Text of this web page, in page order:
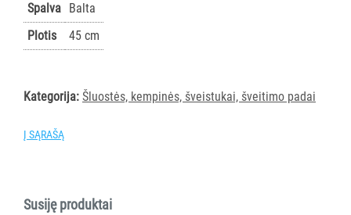
SKALBIMO
PRIEMONĖS
SUGERIANTYS
KILIMĖLIAI
ASMENS
Spalva Balta
Plotis
45 cm
Kategorija: Šluostės, kempinės, šveistukai, šveitimo padai
Į SĄRAŠĄ
Susiję produktai